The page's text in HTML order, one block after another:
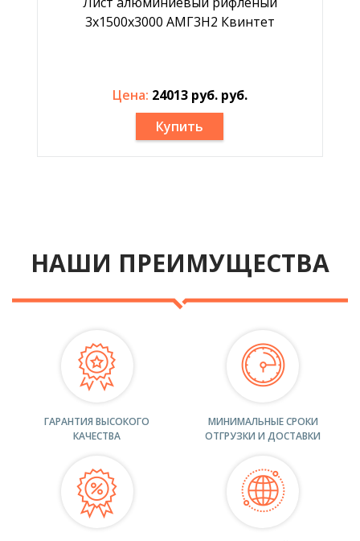
3х1500х3000 АМГ3Н2 Квинтет
Цена: 24013 руб. руб.
Купить
НАШИ ПРЕИМУЩЕСТВА
ГАРАНТИЯ ВЫСОКОГО
КАЧЕСТВА
МИНИМАЛЬНЫЕ СРОКИ
ОТГРУЗКИ И ДОСТАВКИ